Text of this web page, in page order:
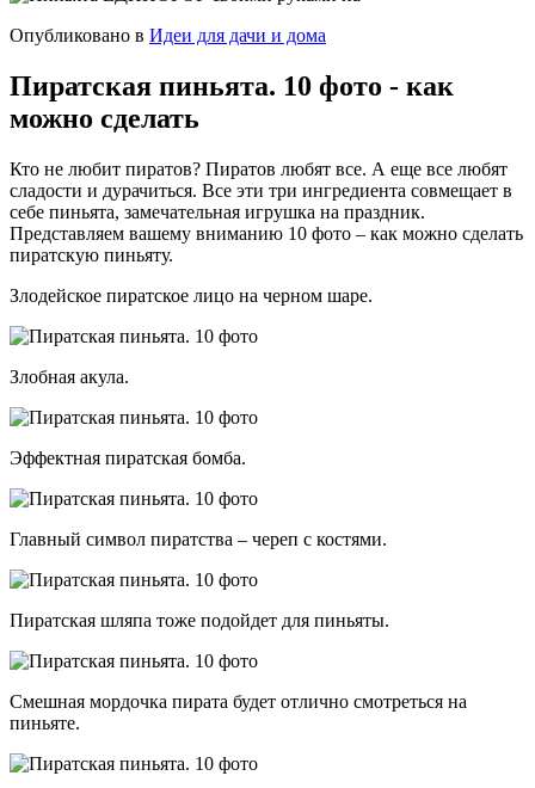
Опубликовано в Идеи для дачи и дома
Пиратская пиньята. 10 фото - как
можно сделать
Кто не любит пиратов? Пиратов любят все. А еще все любят
сладости и дурачиться. Все эти три ингредиента совмещает в
себе пиньята, замечательная игрушка на праздник.
Представляем вашему вниманию 10 фото – как можно сделать
пиратскую пиньяту.
Злодейское пиратское лицо на черном шаре.
Злобная акула.
Эффектная пиратская бомба.
Главный символ пиратства – череп с костями.
Пиратская шляпа тоже подойдет для пиньяты.
Смешная мордочка пирата будет отлично смотреться на
пиньяте.